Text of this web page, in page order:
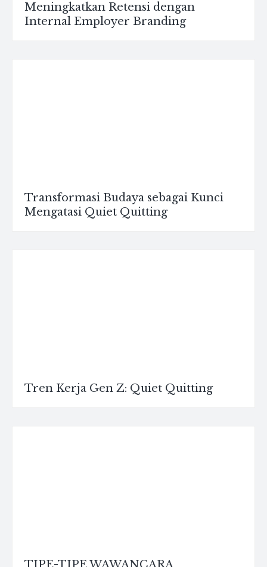
Meningkatkan Retensi dengan
Internal Employer Branding
Transformasi Budaya sebagai Kunci
Mengatasi Quiet Quitting
Tren Kerja Gen Z: Quiet Quitting